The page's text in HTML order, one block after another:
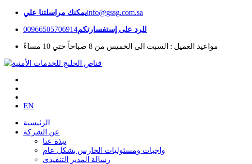
يمكنك مراسلتنا عليinfo@gssg.com.sa
للرد على إستفسارتكم00966505706914
مواعيد العميل : السبت الى الخميس من 8 صباحاً حتي 10 مساءً
EN
الرئيسية
عن الشركة
نبذة عنا
واجبات ومسئوليات الحارس بشكل عام
رسالة المدير التنفيذى